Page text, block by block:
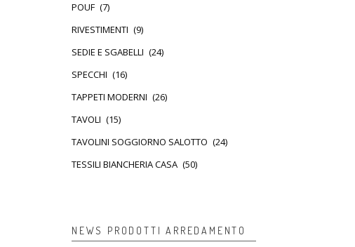
POUF (7)
RIVESTIMENTI (9)
SEDIE E SGABELLI (24)
SPECCHI (16)
TAPPETI MODERNI (26)
TAVOLI (15)
TAVOLINI SOGGIORNO SALOTTO (24)
TESSILI BIANCHERIA CASA (50)
NEWS PRODOTTI ARREDAMENTO